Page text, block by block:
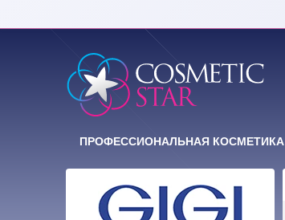
ПРОФЕССИОНАЛЬНАЯ КОСМЕТИКА